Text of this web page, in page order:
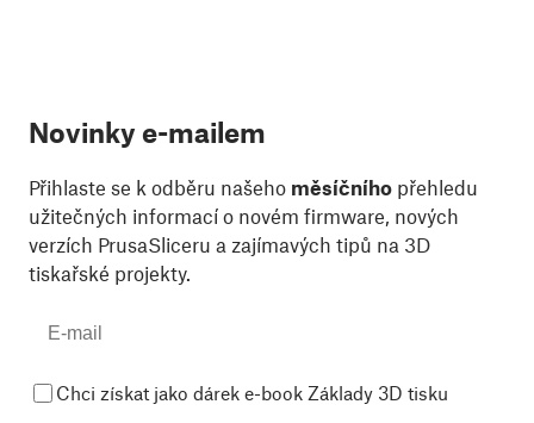
Novinky e-mailem
Přihlaste se k odběru našeho měsíčního přehledu
užitečných informací o novém firmware, nových
verzích PrusaSliceru a zajímavých tipů na 3D
tiskařské projekty.
Chci získat jako dárek e-book Základy 3D tisku